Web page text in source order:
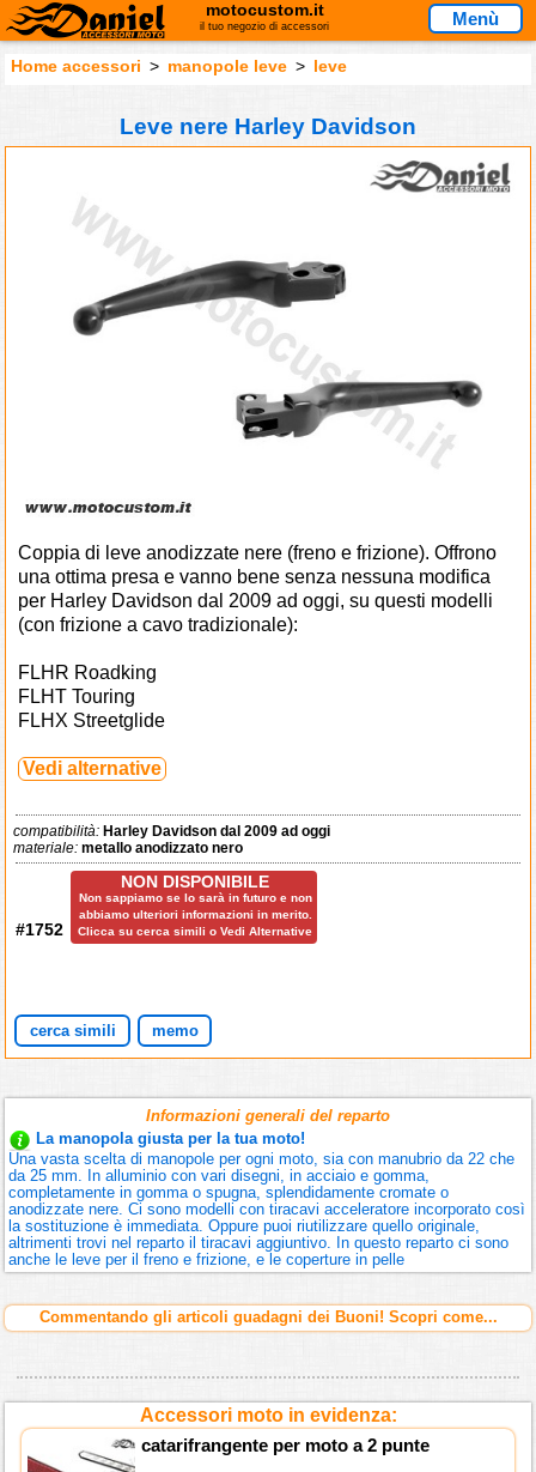
motocustom.it
il tuo negozio di accessori Menù
Home accessori > manopole leve > leve
Leve nere Harley Davidson
Coppia di leve anodizzate nere (freno e frizione). Offrono
una ottima presa e vanno bene senza nessuna modifica
per Harley Davidson dal 2009 ad oggi, su questi modelli
(con frizione a cavo tradizionale):
FLHR Roadking
FLHT Touring
FLHX Streetglide
Vedi alternative
compatibilità: Harley Davidson dal 2009 ad oggi
materiale:metallo anodizzato nero
#1752
NON DISPONIBILE
Non sappiamo se lo sarà in futuro e non
abbiamo ulteriori informazioni in merito.
Clicca su cerca simili o Vedi Alternative
cerca simili memo
Informazioni generali del reparto
La manopola giusta per la tua moto!
Una vasta scelta di manopole per ogni moto, sia con manubrio da 22 che
da 25 mm. In alluminio con vari disegni, in acciaio e gomma,
completamente in gomma o spugna, splendidamente cromate o
anodizzate nere. Ci sono modelli con tiracavi acceleratore incorporato così
la sostituzione è immediata. Oppure puoi riutilizzare quello originale,
altrimenti trovi nel reparto il tiracavi aggiuntivo. In questo reparto ci sono
anche le leve per il freno e frizione, e le coperture in pelle
Commentando gli articoli guadagni dei Buoni! Scopri come...
Accessori moto in evidenza:
catarifrangente per moto a 2 punte